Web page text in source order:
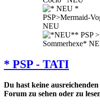
* PSP - TATI
Du hast keine
Forum zu sehen oder zu